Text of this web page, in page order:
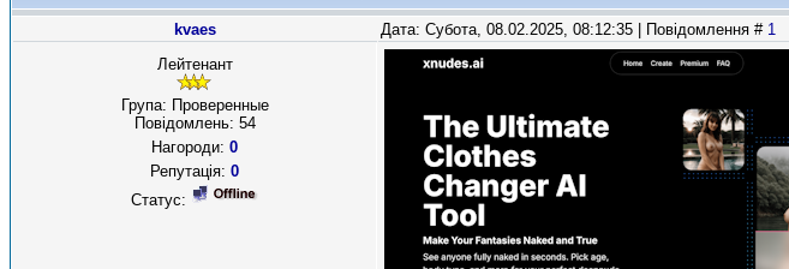
kvaes Дата: Субота, 08.02.2025, 08:12:35 | Повідомлення # 1
Лейтенант
Група: Проверенные
Повідомлень: 54
Нагороди: 0
Репутація: 0
Статус: